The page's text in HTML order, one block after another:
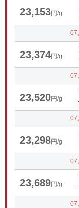
23,153円/g
07
23,374円/g
07
23,520円/g
07
23,298円/g
07
23,689円/g
07